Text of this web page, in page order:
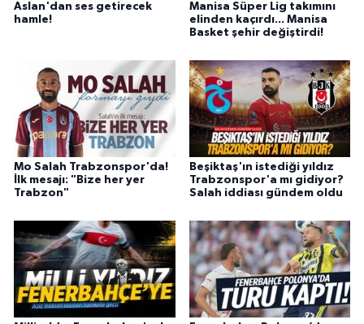
Aslan'dan ses getirecek
hamle!
Manisa Süper Lig takımını
elinden kaçırdı... Manisa
Basket şehir değiştirdi!
Mo Salah Trabzonspor'da!
İlk mesajı: "Bize her yer
Trabzon"
Beşiktaş'ın istediği yıldız
Trabzonspor'a mı gidiyor?
Salah iddiası gündem oldu